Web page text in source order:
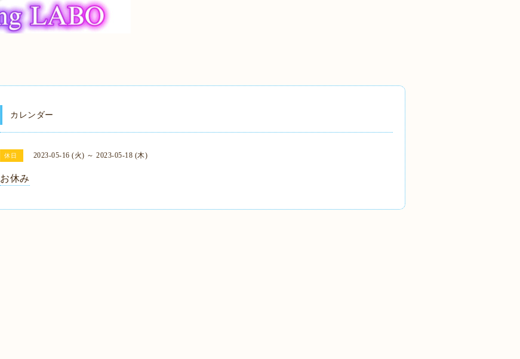
カレンダー
休日 2023-05-16 (火) ～ 2023-05-18 (木)
お休み